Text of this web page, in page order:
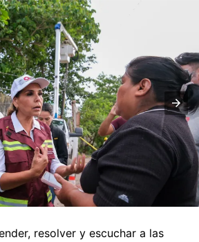
resolver y escuchar a las